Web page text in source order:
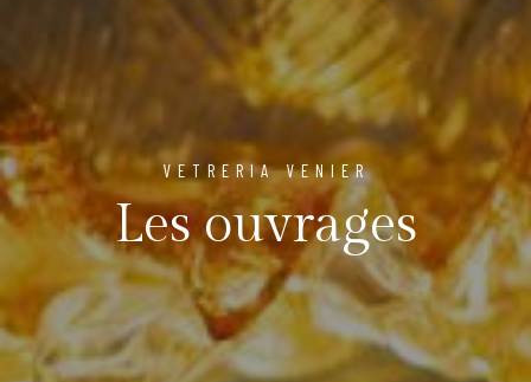
VETRERIA VENIER
Les ouvrages